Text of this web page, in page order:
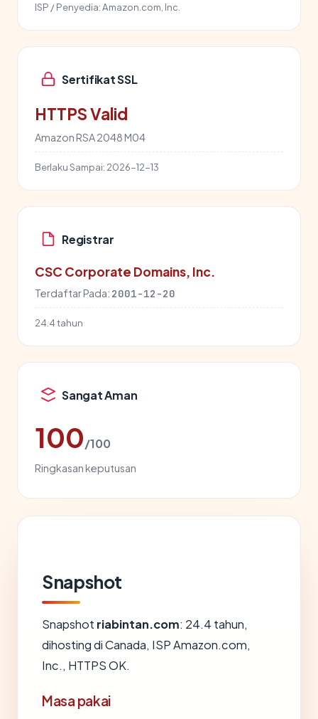
ISP / Penyedia:Amazon.com, Inc.
Sertifikat SSL
HTTPS Valid
Amazon RSA 2048 M04
Berlaku Sampai: 2026-12-13
Registrar
CSC Corporate Domains, Inc.
Terdaftar Pada: 2001-12-20
24.4 tahun
Sangat Aman
100/100
Ringkasan keputusan
Snapshot
Snapshot riabintan.com: 24.4 tahun,
dihosting di Canada, ISP Amazon.com,
Inc., HTTPS OK.
Masa pakai